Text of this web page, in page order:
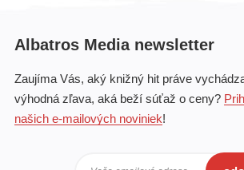
Albatros Media newsletter
Zaujíma Vás, aký knižný hit práve
výhodná zľava, aká beží súťaž o ceny?
našich e-mailových noviniek!